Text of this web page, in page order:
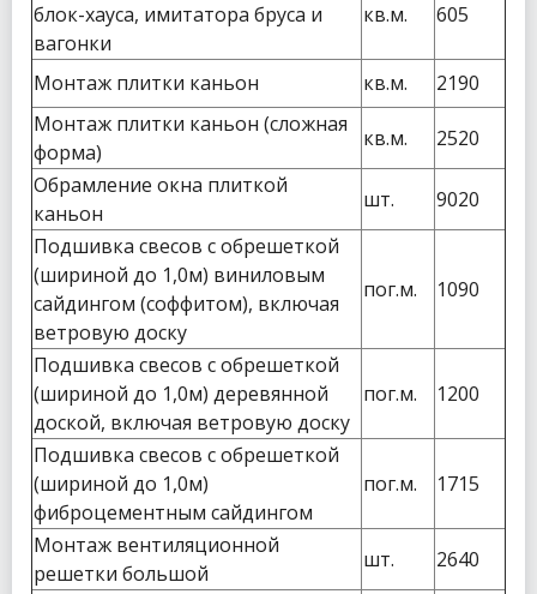
блок-хауса, имитатора бруса и
вагонки
кв.м. 605
Монтаж плитки каньон кв.м.
2190
Монтаж плитки каньон (сложная
форма)
кв.м.
2520
Обрамление окна плиткой
каньон
шт.
9020
Подшивка свесов с обрешеткой
(шириной до 1,0м) виниловым
сайдингом (соффитом), включая
ветровую доску
пог.м. 1090
Подшивка свесов с обрешеткой
(шириной до 1,0м) деревянной
доской, включая ветровую доску
пог.м. 1200
Подшивка свесов с обрешеткой
(шириной до 1,0м)
фиброцементным сайдингом
пог.м. 1715
Монтаж вентиляционной
решетки большой
шт.
2640